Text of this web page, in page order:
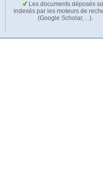
Les documents déposés
indexés par les moteurs de
(Google Scholar,…).